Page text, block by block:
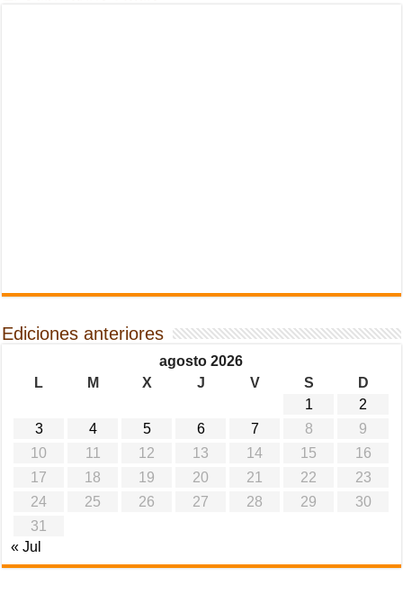
Ediciones anteriores
agosto 2026
L
M X J V S
D
1
2
3
4 5 6 7 8
9
10
11 12 13 14 15
16
17
18 19 20 21 22
23
24
25 26 27 28 29
30
31
« Jul